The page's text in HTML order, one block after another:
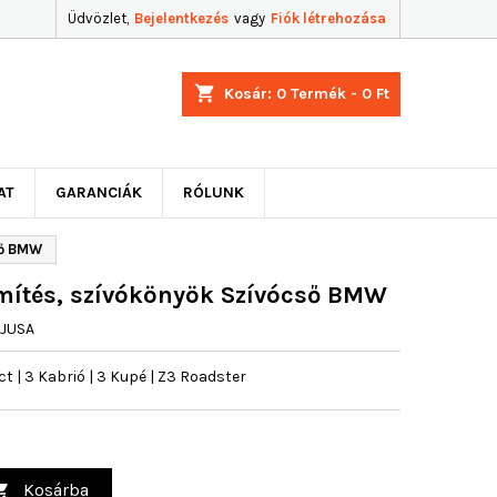
Üdvözlet, Bejelentkezés vagy Fiók létrehozása
shopping_cart Kosár: 0 Termék - 0 Ft
GARANCIÁK RÓLUNK
BMW
szívókönyök Szívócső BMW
| 3 Kabrió | 3 Kupé | Z3 Roadster
Kosárba